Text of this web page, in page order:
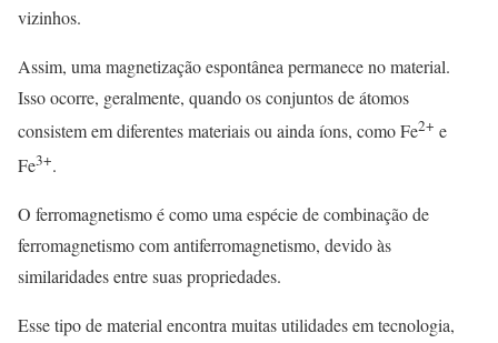
vizinhos.
Assim, uma magnetização espontânea permanece no material.
Isso ocorre, geralmente, quando os conjuntos de átomos
consistem em diferentes materiais ou ainda íons, como Fe2+ e
Fe3+.
O ferromagnetismo é como uma espécie de combinação de
ferromagnetismo com antiferromagnetismo, devido às
similaridades entre suas propriedades.
Esse tipo de material encontra muitas utilidades em tecnologia,